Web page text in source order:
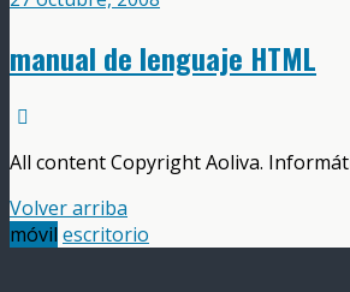
manual de lenguaje HTML
All content Copyright Aoliva.
Volver arriba
móvil escritorio